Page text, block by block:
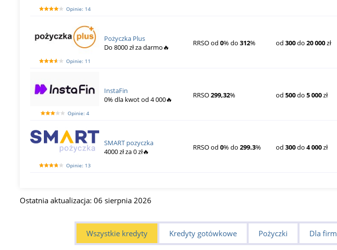
Opinie: 14
Opinie: 11
Pożyczka Plus
Do 8000 zł za darmo🔥
RRSO od0% do312% od300do20 000zł
Opinie: 4
InstaFin
0% dla kwot od 4 000🔥
RRSO299,32% od500do5 000zł
Opinie: 13
SMART pozyczka
4000 zł za 0 zł🔥
RRSO od0% do299.3% od300do4 000zł
Ostatnia aktualizacja: 06 sierpnia 2026
Wszystkie kredyty Kredyty gotówkowe Pożyczki Dla firm